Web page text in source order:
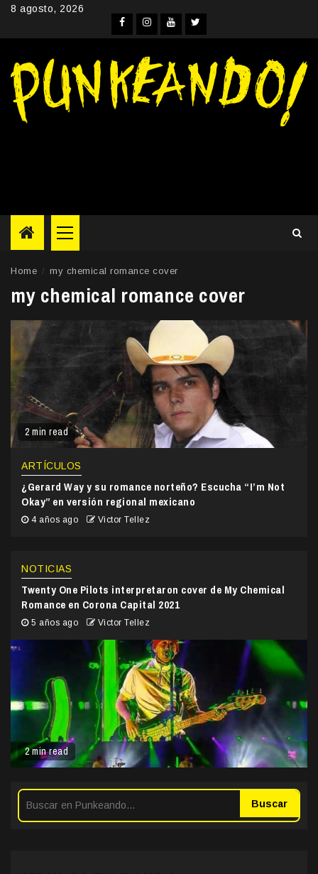
Skip8 agosto, 2026
Facebook
Instagram
YouTube
Twitter
Primary
Menu
Home my chemical romance cover
my chemical romance cover
2 min read
ARTÍCULOS
¿Gerard Way y su romance norteño? Escucha “I’m Not
Okay” en versión regional mexicano
4 años ago Victor Tellez
2 min read
NOTICIAS
Twenty One Pilots interpretaron cover de My Chemical
Romance en Corona Capital 2021
5 años ago Victor Tellez
Buscar